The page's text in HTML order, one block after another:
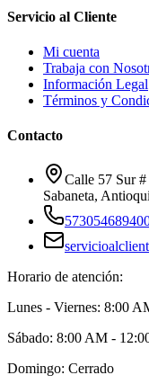
Servicio al Cliente
Mi cuenta
Trabaja con
Información Legal
Términos y
Contacto
Calle 57 Sur
Sabaneta,
Horario de atención:
Lunes - Viernes: 8:00
Sábado: 8:00 AM -
Domingo: Cerrado